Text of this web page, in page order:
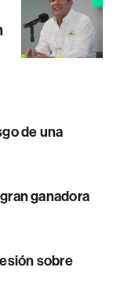
de una
ganadora
sobre